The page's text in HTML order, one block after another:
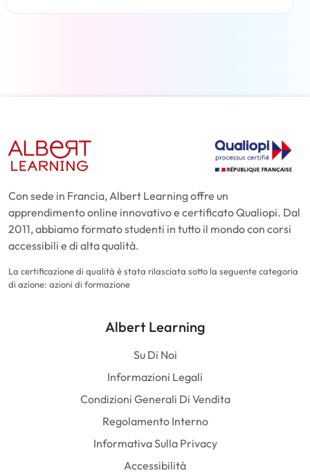
Con sede in Francia, Albert Learning offre un
apprendimento online innovativo e certificato Qualiopi. Dal
2011, abbiamo formato studenti in tutto il mondo con corsi
accessibili e di alta qualità.
La certificazione di qualità è stata rilasciata sotto la seguente categoria
di azione: azioni di formazione
Albert Learning
Su Di Noi
Informazioni Legali
Condizioni Generali Di Vendita
Regolamento Interno
Informativa Sulla Privacy
Accessibilità